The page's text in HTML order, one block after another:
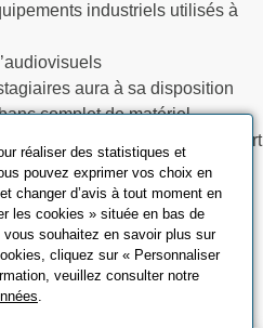
industriels utilisés à
aura à sa disposition
complet de matériel
Ces bancs ont été pour la plupart
formateurs et assurent une
méthodes et moyens
de CAO pneumatique et de
des schémas réalisés, etc…
réaliser des statistiques et
pouvez exprimer vos choix en
changer d’avis à tout moment en
les cookies » située en bas de
souhaitez en savoir plus sur
cliquez sur « Personnaliser
veuillez consulter notre